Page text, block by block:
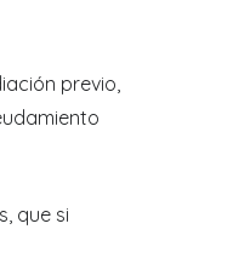
previo,
que si